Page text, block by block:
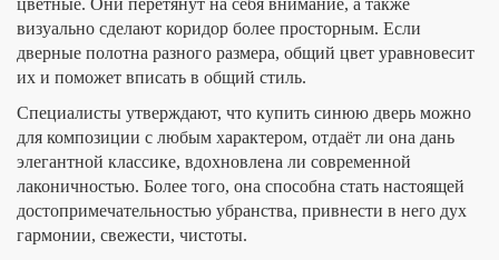
цветные. Они перетянут на себя внимание, а также
визуально сделают коридор более просторным. Если
дверные полотна разного размера, общий цвет уравновесит
их и поможет вписать в общий стиль.
Специалисты утверждают, что купить синюю дверь можно
для композиции с любым характером, отдаёт ли она дань
элегантной классике, вдохновлена ли современной
лаконичностью. Более того, она способна стать настоящей
достопримечательностью убранства, привнести в него дух
гармонии, свежести, чистоты.